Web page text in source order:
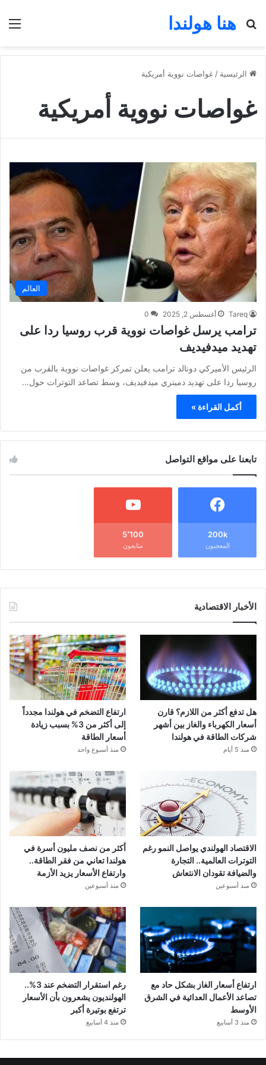
هنا هولندا
بحث عن
الرئيسية / غواصات نووية أمريكية
غواصات نووية أمريكية
العالم
Tareq أغسطس 2, 2025 0
ترامب يرسل غواصات نووية قرب روسيا ردا على
تهديد ميدفيديف
الرئيس الأميركي دونالد ترامب يعلن تمركز غواصات نووية بالقرب من
روسيا ردا على تهديد دميتري ميدفيديف، وسط تصاعد التوترات حول…
أكمل القراءة »
تابعنا على مواقع التواصل
200k
المعجبون
5٬100
متابعون
الأخبار الاقتصادية
هل تدفع أكثر من اللازم؟ قارن
أسعار الكهرباء والغاز بين أشهر
شركات الطاقة في هولندا
منذ 5 أيام
ارتفاع التضخم في هولندا مجدداً
إلى أكثر من 3% بسبب زيادة
أسعار الطاقة
منذ أسبوع واحد
الاقتصاد الهولندي يواصل النمو رغم
التوترات العالمية.. التجارة
والضيافة تقودان الانتعاش
منذ أسبوعين
أكثر من نصف مليون أسرة في
هولندا تعاني من فقر الطاقة..
وارتفاع الأسعار يزيد الأزمة
منذ أسبوعين
ارتفاع أسعار الغاز بشكل حاد مع
تصاعد الأعمال العدائية في الشرق
الأوسط
منذ 3 أسابيع
رغم استقرار التضخم عند 3%..
الهولنديون يشعرون بأن الأسعار
ترتفع بوتيرة أكبر
منذ 4 أسابيع